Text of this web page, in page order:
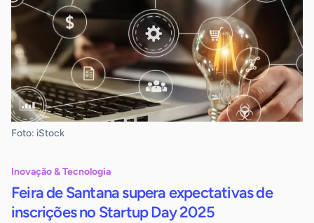
Foto: iStock
Inovação & Tecnologia
Feira de Santana supera expectativas de
inscrições no Startup Day 2025